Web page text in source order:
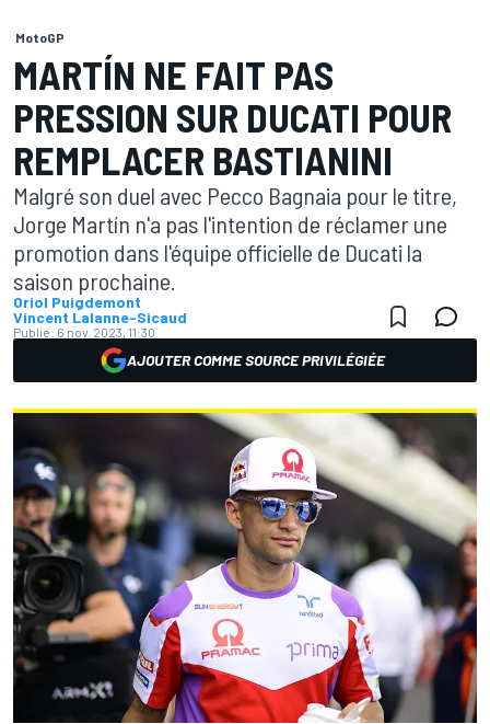
MotoGP
MARTÍN NE FAIT PAS
PRESSION SUR DUCATI POUR
REMPLACER BASTIANINI
Malgré son duel avec Pecco Bagnaia pour le titre,
Jorge Martín n'a pas l'intention de réclamer une
promotion dans l'équipe officielle de Ducati la
saison prochaine.
Oriol Puigdemont
Vincent Lalanne-Sicaud
Publié: 6 nov. 2023, 11:30
AJOUTER COMME SOURCE PRIVILÉGIÉE